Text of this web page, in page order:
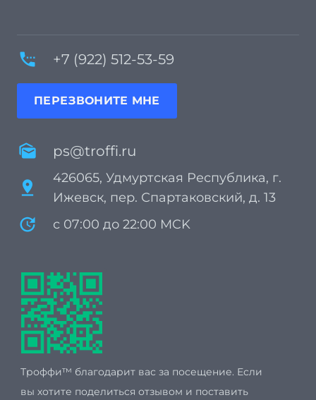
settings_phone +7 (922) 512-53-59
ПЕРЕЗВОНИТЕ МНЕ
mark_as_unread ps@troffi.ru
pin_drop
426065, Удмуртская Республика, г.
Ижевск, пер. Спартаковский, д. 13
update с 07:00 до 22:00 MCK
Троффи™ благодарит вас за посещение. Если
вы хотите поделиться отзывом и поставить